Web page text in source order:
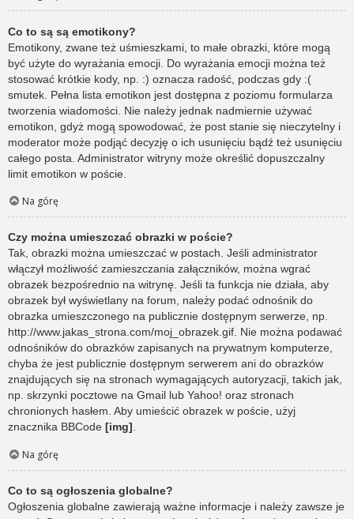
Co to są są emotikony?
Emotikony, zwane też uśmieszkami, to małe obrazki, które mogą
być użyte do wyrażania emocji. Do wyrażania emocji można też
stosować krótkie kody, np. :) oznacza radość, podczas gdy :(
smutek. Pełna lista emotikon jest dostępna z poziomu formularza
tworzenia wiadomości. Nie należy jednak nadmiernie używać
emotikon, gdyż mogą spowodować, że post stanie się nieczytelny i
moderator może podjąć decyzję o ich usunięciu bądź też usunięciu
całego posta. Administrator witryny może określić dopuszczalny
limit emotikon w poście.
Na górę
Czy można umieszczać obrazki w poście?
Tak, obrazki można umieszczać w postach. Jeśli administrator
włączył możliwość zamieszczania załączników, można wgrać
obrazek bezpośrednio na witrynę. Jeśli ta funkcja nie działa, aby
obrazek był wyświetlany na forum, należy podać odnośnik do
obrazka umieszczonego na publicznie dostępnym serwerze, np.
http://www.jakas_strona.com/moj_obrazek.gif. Nie można podawać
odnośników do obrazków zapisanych na prywatnym komputerze,
chyba że jest publicznie dostępnym serwerem ani do obrazków
znajdujących się na stronach wymagających autoryzacji, takich jak,
np. skrzynki pocztowe na Gmail lub Yahoo! oraz stronach
chronionych hasłem. Aby umieścić obrazek w poście, użyj
znacznika BBCode [img].
Na górę
Co to są ogłoszenia globalne?
Ogłoszenia globalne zawierają ważne informacje i należy zawsze je